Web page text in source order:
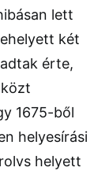
lett
két
érte,
1675-ből
helyesírási
helyett